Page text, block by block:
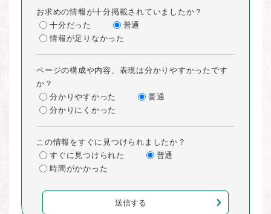
お求めの情報が十分掲載されていましたか？
十分だった
普通
情報が足りなかった
ページの構成や内容、表現は分かりやすかったです
か？
分かりやすかった
普通
分かりにくかった
この情報をすぐに見つけられましたか？
すぐに見つけられた
普通
時間がかかった